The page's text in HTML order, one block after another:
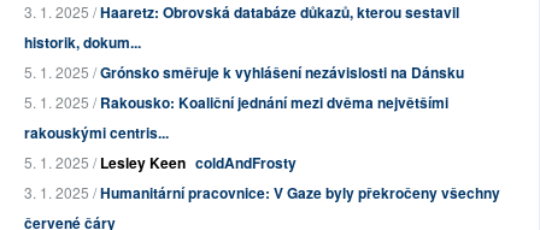
3. 1. 2025 /Haaretz: Obrovská databáze důkazů, kterou sestavil
historik, dokum...
5. 1. 2025 /Grónsko směřuje k vyhlášení nezávislosti na Dánsku
5. 1. 2025 /Rakousko: Koaliční jednání mezi dvěma největšími
rakouskými centris...
5. 1. 2025 /Lesley Keen coldAndFrosty
3. 1. 2025 /Humanitární pracovnice: V Gaze byly překročeny všechny
červené čáry